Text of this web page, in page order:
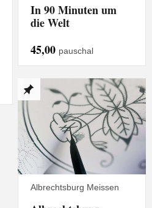
In 90 Minuten um
die Welt
45,00 pauschal
Albrechtsburg Meissen